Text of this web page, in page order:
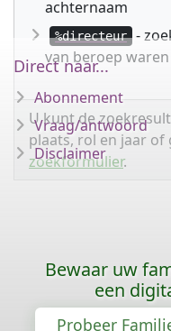
achternaam
%directeur
-
van beroep waren
U kunt de
plaats, rol en jaar
zoekformulier.
Direct naar...
Abonnement
Vraag/antwoord
Disclaimer
Bewaar uw
een
Probeer